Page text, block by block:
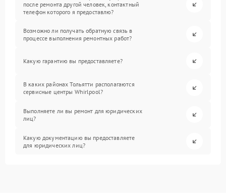
после ремонта другой человек, контактный
телефон которого я предоставлю?
Возможно ли получать обратную связь в
процессе выполнения ремонтных работ?
Какую гарантию вы предоставляете?
В каких районах Тольятти располагаются
сервисные центры Whirlpool?
Выполняете ли вы ремонт для юридических
лиц?
Какую документацию вы предоставляете
для юридических лиц?